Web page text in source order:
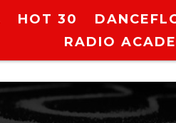
HOT 30
RADIO